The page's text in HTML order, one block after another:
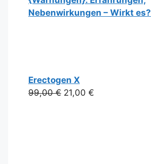
Nebenwirkungen – Wirkt es?
Erectogen X
99,00€ Ursprünglicher
21,00 €